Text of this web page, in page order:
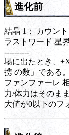
進化前
結晶 1； カウン
ラストワード 星
----------
場に出たとき、
携 の数」である
ファンファーレ
力/体力はそのま
大値が0以下のフ